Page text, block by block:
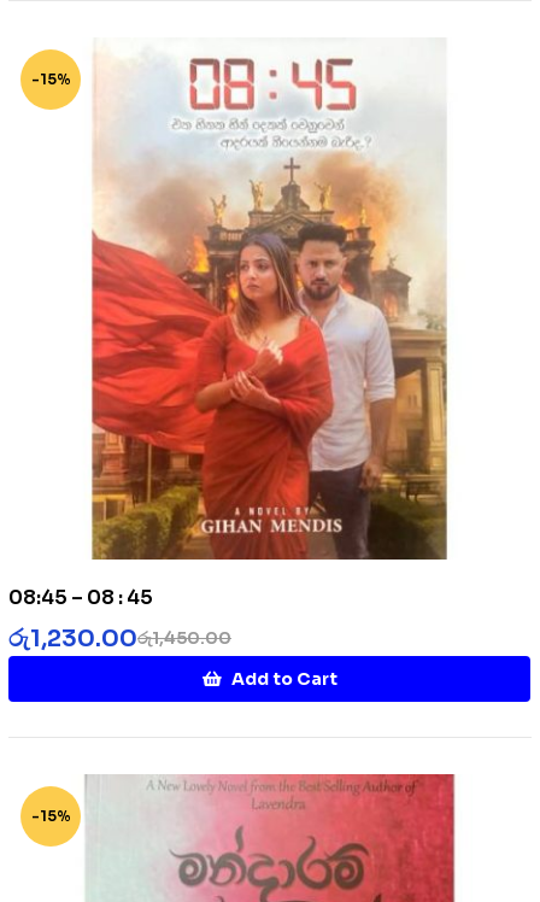
-15%
08:45 – 08 : 45
රු1,450.00
රු1,230.00
Add to Cart
-15%